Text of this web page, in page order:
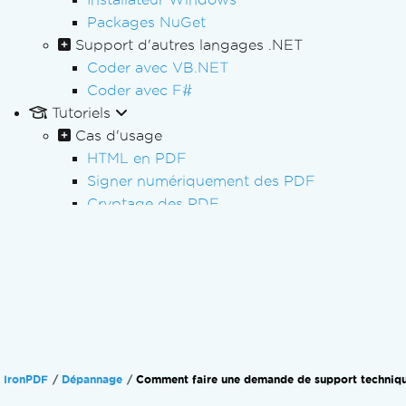
Packages NuGet
Support d'autres langages .NET
Coder avec VB.NET
Coder avec F#
Tutoriels
Cas d'usage
HTML en PDF
Signer numériquement des PDF
Cryptage des PDF
Accessibilité des fichiers PDF (PDF/UA)
IronPDF Dépannage Comment faire une demande de support